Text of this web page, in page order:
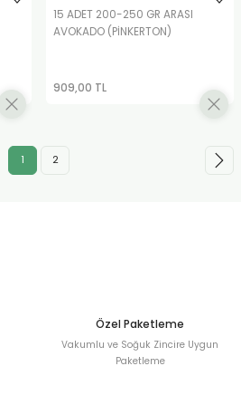
15 ADET 200-250 GR ARASI
AVOKADO (PİNKERTON)
909,00 TL
1 2
Özel Paketleme
Vakumlu ve Soğuk Zincire Uygun
Paketleme